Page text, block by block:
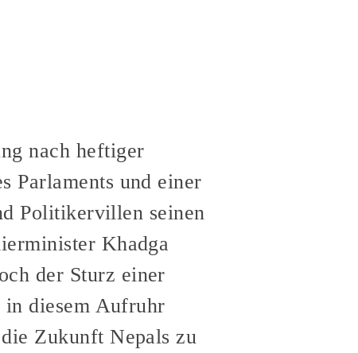
nach heftiger
Parlaments und einer
Politikervillen seinen
Khadga
der Sturz einer
in diesem Aufruhr
Zukunft Nepals zu